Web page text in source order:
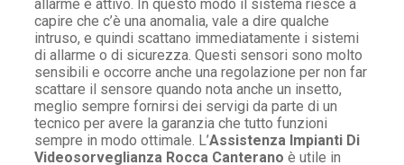
allarme è attivo. In questo modo il sistema riesce a
capire che c’è una anomalia, vale a dire qualche
intruso, e quindi scattano immediatamente i sistemi
di allarme o di sicurezza. Questi sensori sono molto
sensibili e occorre anche una regolazione per non far
scattare il sensore quando nota anche un insetto,
meglio sempre fornirsi dei servigi da parte di un
tecnico per avere la garanzia che tutto funzioni
sempre in modo ottimale. L’Assistenza Impianti Di
Videosorveglianza Rocca Canterano è utile in